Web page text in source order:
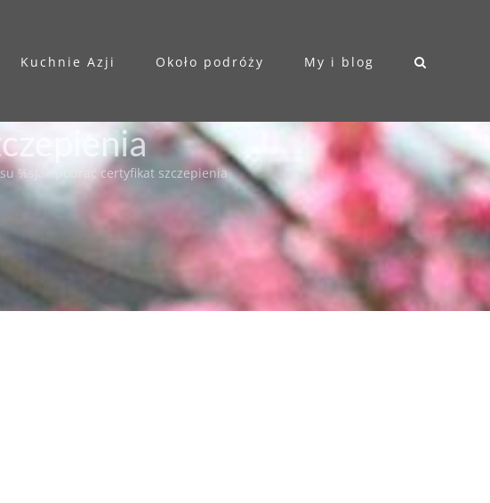
Kuchnie Azji Około podróży My i blog
%s Jak pobrać certyfikat szczepienia